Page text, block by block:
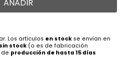
AÑADIR
Los artículos en stock se envían en
sin stock (o es de fabricación
producción de hasta 15 días